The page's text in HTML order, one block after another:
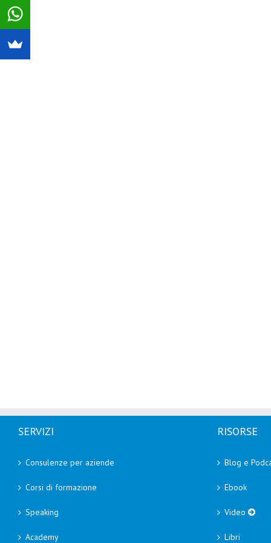
SERVIZI
Consulenze per aziende
Corsi di formazione
Speaking
Academy
RISORSE
Blog e
Ebook
Video
Libri